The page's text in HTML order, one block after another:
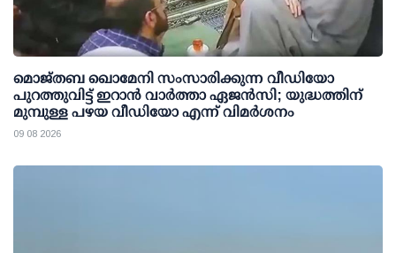
മൊജ്തബ ഖൊമേനി സംസാരിക്കുന്ന വീഡിയോ
പുറത്തുവിട്ട് ഇറാന്‍ വാര്‍ത്താ ഏജന്‍സി; യുദ്ധത്തിന്
മുമ്പുള്ള പഴയ വീഡിയോ എന്ന് വിമര്‍ശനം
09 08 2026